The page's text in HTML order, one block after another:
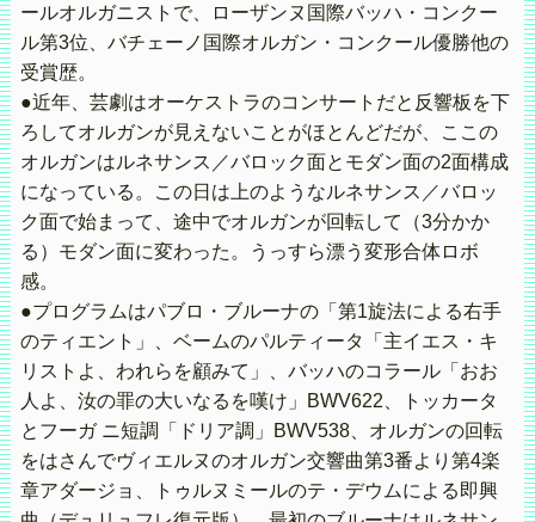
ールオルガニストで、ローザンヌ国際バッハ・コンクー
ル第3位、バチェーノ国際オルガン・コンクール優勝他の
受賞歴。
●近年、芸劇はオーケストラのコンサートだと反響板を下
ろしてオルガンが見えないことがほとんどだが、ここの
オルガンはルネサンス／バロック面とモダン面の2面構成
になっている。この日は上のようなルネサンス／バロッ
ク面で始まって、途中でオルガンが回転して（3分かか
る）モダン面に変わった。うっすら漂う変形合体ロボ
感。
●プログラムはパブロ・ブルーナの「第1旋法による右手
のティエント」、ベームのパルティータ「主イエス・キ
リストよ、われらを顧みて」、バッハのコラール「おお
人よ、汝の罪の大いなるを嘆け」BWV622、トッカータ
とフーガ ニ短調「ドリア調」BWV538、オルガンの回転
をはさんでヴィエルヌのオルガン交響曲第3番より第4楽
章アダージョ、トゥルヌミールのテ・デウムによる即興